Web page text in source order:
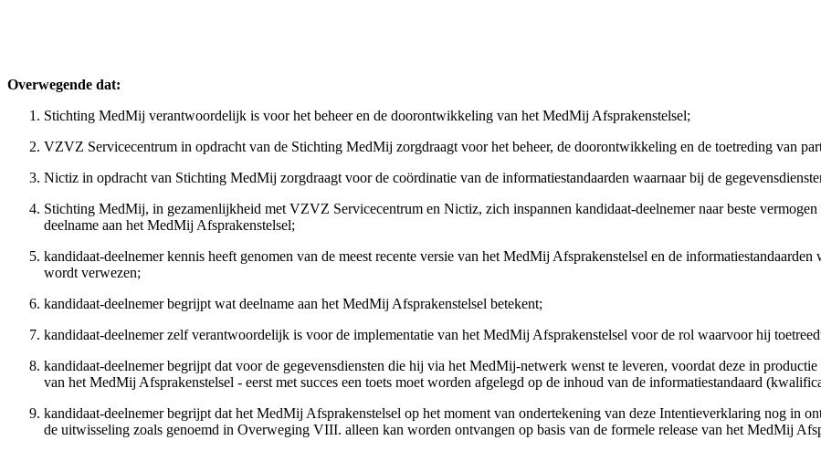
Overwegende dat:
Stichting MedMij verantwoordelijk is voor het beheer en de doorontwikkeling van het MedMij Afsprakenstelsel;
VZVZ Servicecentrum in opdracht van de Stichting MedMij zorgdraagt voor het beheer, de doorontwikkeling en de toetreding van
Nictiz in opdracht van Stichting MedMij zorgdraagt voor de coördinatie van de informatiestandaarden waarnaar bij de
Stichting MedMij, in gezamenlijkheid met VZVZ Servicecentrum en Nictiz, zich inspannen kandidaat-deelnemer naar beste
deelname aan het MedMij Afsprakenstelsel;
kandidaat-deelnemer kennis heeft genomen van de meest recente versie van het MedMij Afsprakenstelsel en de
wordt verwezen;
kandidaat-deelnemer begrijpt wat deelname aan het MedMij Afsprakenstelsel betekent;
kandidaat-deelnemer zelf verantwoordelijk is voor de implementatie van het MedMij Afsprakenstelsel voor de rol waarvoor hij
kandidaat-deelnemer begrijpt dat voor de gegevensdiensten die hij via het MedMij-netwerk wenst te leveren, voordat deze in
van het MedMij Afsprakenstelsel - eerst met succes een toets moet worden afgelegd op de inhoud van de informatiestandaard
kandidaat-deelnemer begrijpt dat het MedMij Afsprakenstelsel op het moment van ondertekening van deze Intentieverklaring nog in
de uitwisseling zoals genoemd in Overweging VIII. alleen kan worden ontvangen op basis van de formele release van het MedMij